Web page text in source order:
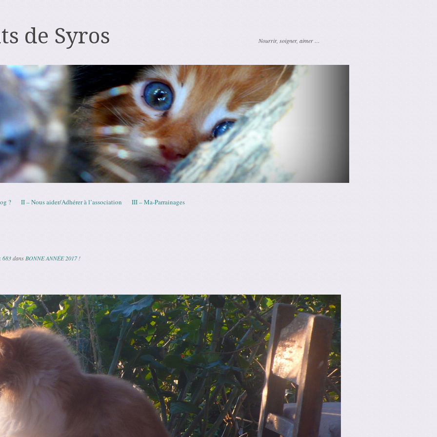
de Syros Nourrir, soigner, aimer …
? II – Nous aider/Adhérer à l’association III – Ma-Parrainages
683dans BONNE ANNÉE 2017 !